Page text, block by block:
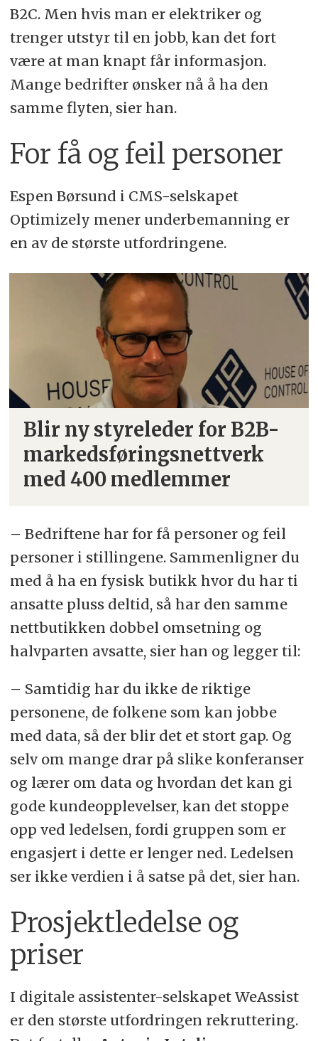
B2C. Men hvis man er elektriker og
trenger utstyr til en jobb, kan det fort
være at man knapt får informasjon.
Mange bedrifter ønsker nå å ha den
samme flyten, sier han.
For få og feil personer
Espen Børsund i CMS-selskapet
Optimizely mener underbemanning er
en av de største utfordringene.
Blir ny styreleder for B2B-
markedsføringsnettverk
med 400 medlemmer
– Bedriftene har for få personer og feil
personer i stillingene. Sammenligner du
med å ha en fysisk butikk hvor du har ti
ansatte pluss deltid, så har den samme
nettbutikken dobbel omsetning og
halvparten avsatte, sier han og legger til:
– Samtidig har du ikke de riktige
personene, de folkene som kan jobbe
med data, så der blir det et stort gap. Og
selv om mange drar på slike konferanser
og lærer om data og hvordan det kan gi
gode kundeopplevelser, kan det stoppe
opp ved ledelsen, fordi gruppen som er
engasjert i dette er lenger ned. Ledelsen
ser ikke verdien i å satse på det, sier han.
Prosjektledelse og
priser
I digitale assistenter-selskapet WeAssist
er den største utfordringen rekruttering.